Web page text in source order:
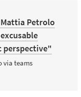
Petrolo
perspective"
via teams